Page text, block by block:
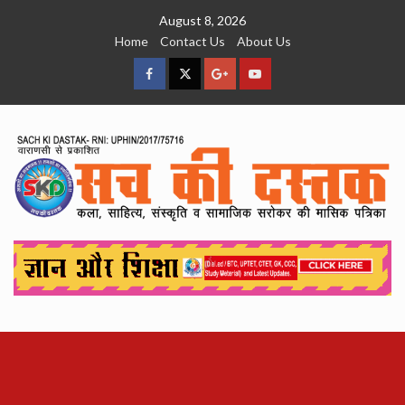
August 8, 2026
Home
Contact Us About Us
facebookTwitterGoogleYouTube